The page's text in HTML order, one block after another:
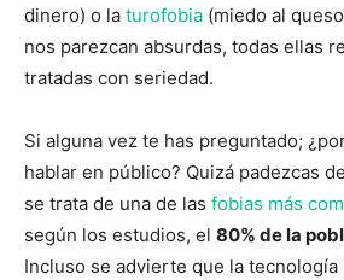
dinero) o la turofobia (miedo al
nos parezcan absurdas, todas ellas
tratadas con seriedad.
Si alguna vez te has preguntado;
hablar en público? Quizá padezcas
se trata de una de las fobias más
según los estudios, el 80% de la
Incluso se advierte que la